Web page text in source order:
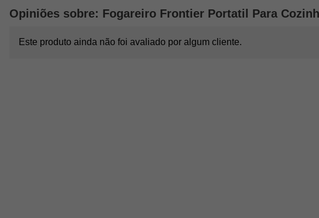
Opiniões sobre: Fogareiro Frontier Portatil Para
Este produto ainda não foi avaliado por algum cliente.